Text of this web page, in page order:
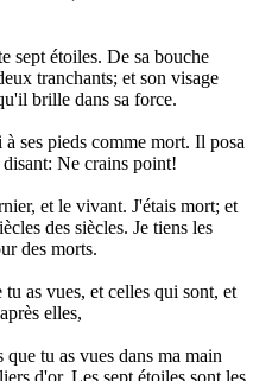
sept étoiles. De sa bouche
tranchants; et son visage
brille dans sa force.
ses pieds comme mort. Il posa
Ne crains point!
et le vivant. J'étais mort; et
des siècles. Je tiens les
des morts.
as vues, et celles qui sont, et
elles,
que tu as vues dans ma main